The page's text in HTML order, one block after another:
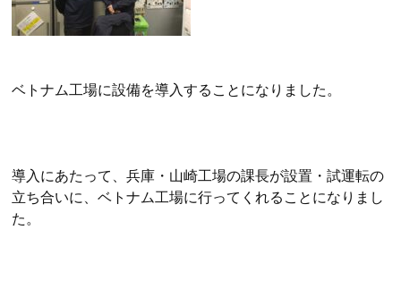
ベトナム工場に設備を導入することになりました。
導入にあたって、兵庫・山崎工場の課長が設置・試運転の
立ち合いに、ベトナム工場に行ってくれることになりまし
た。